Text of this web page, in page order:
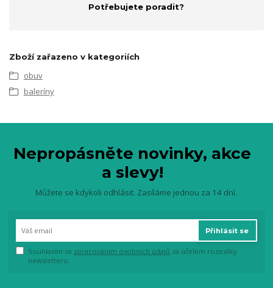
Potřebujete poradit?
Zboží zařazeno v kategoriích
obuv
baleríny
Nepropásněte novinky, akce
a slevy!
Můžete se kdykoli odhlásit. Zasíláme jednou za 14 dní.
Přihlásit se
Souhlasím se zpracováním osobních údajů za účelem rozesílky
newsletteru.